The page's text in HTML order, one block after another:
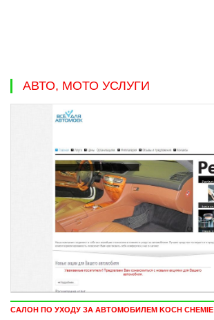
АВТО, МОТО УСЛУГИ
САЛОН ПО УХОДУ ЗА АВТОМОБИЛЕМ KOCH CHEMIE